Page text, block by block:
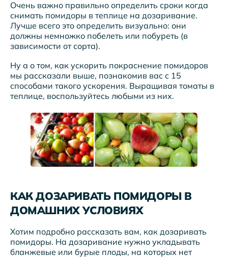
Очень важно правильно определить сроки когда
снимать помидоры в теплице на дозаривание.
Лучше всего это определить визуально: они
должны немножко побелеть или побуреть (в
зависимости от сорта).
Ну а о том, как ускорить покраснение помидоров
мы рассказали выше, познакомив вас с 15
способами такого ускорения. Выращивая томаты в
теплице, воспользуйтесь любыми из них.
КАК ДОЗАРИВАТЬ ПОМИДОРЫ В
ДОМАШНИХ УСЛОВИЯХ
Хотим подробно рассказать вам, как дозаривать
помидоры. На дозаривание нужно укладывать
бланжевые или бурые плоды, на которых нет